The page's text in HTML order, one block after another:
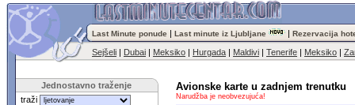
Last Minute ponude | Last minute iz Ljubljane | Rezervacija
Sejšeli | Dubai | Meksiko | Hurgada | Maldivi | Tenerife | Meksiko |
Jednostavno traženje
traži
Avionske karte u zadnjem trenutku
Narudžba je neobvezujuća!